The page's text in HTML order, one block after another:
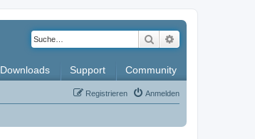
Suche
Downloads Support Community
Anmelden
Registrieren